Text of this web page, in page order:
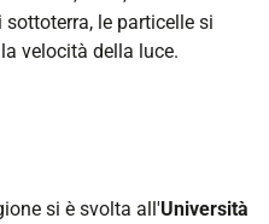
le particelle si
velocità della luce.
si è svolta all'Università